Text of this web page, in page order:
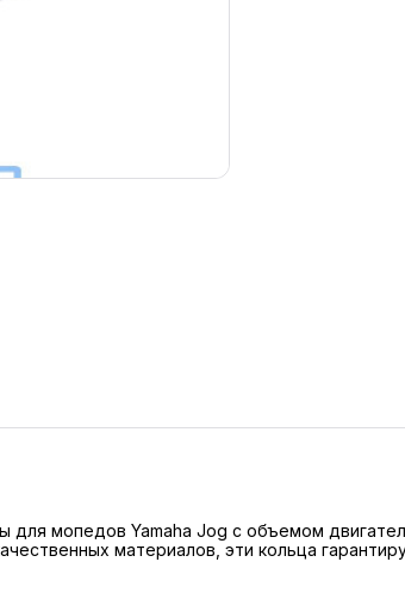
мопедов Yamaha Jog с объемом
материалов, эти кольца